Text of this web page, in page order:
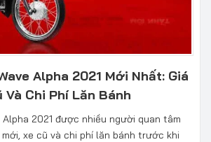
Alpha 2021 Mới Nhất: Giá
Và Chi Phí Lăn Bánh
Alpha 2021 được nhiều người quan tâm
xe cũ và chi phí lăn bánh trước khi